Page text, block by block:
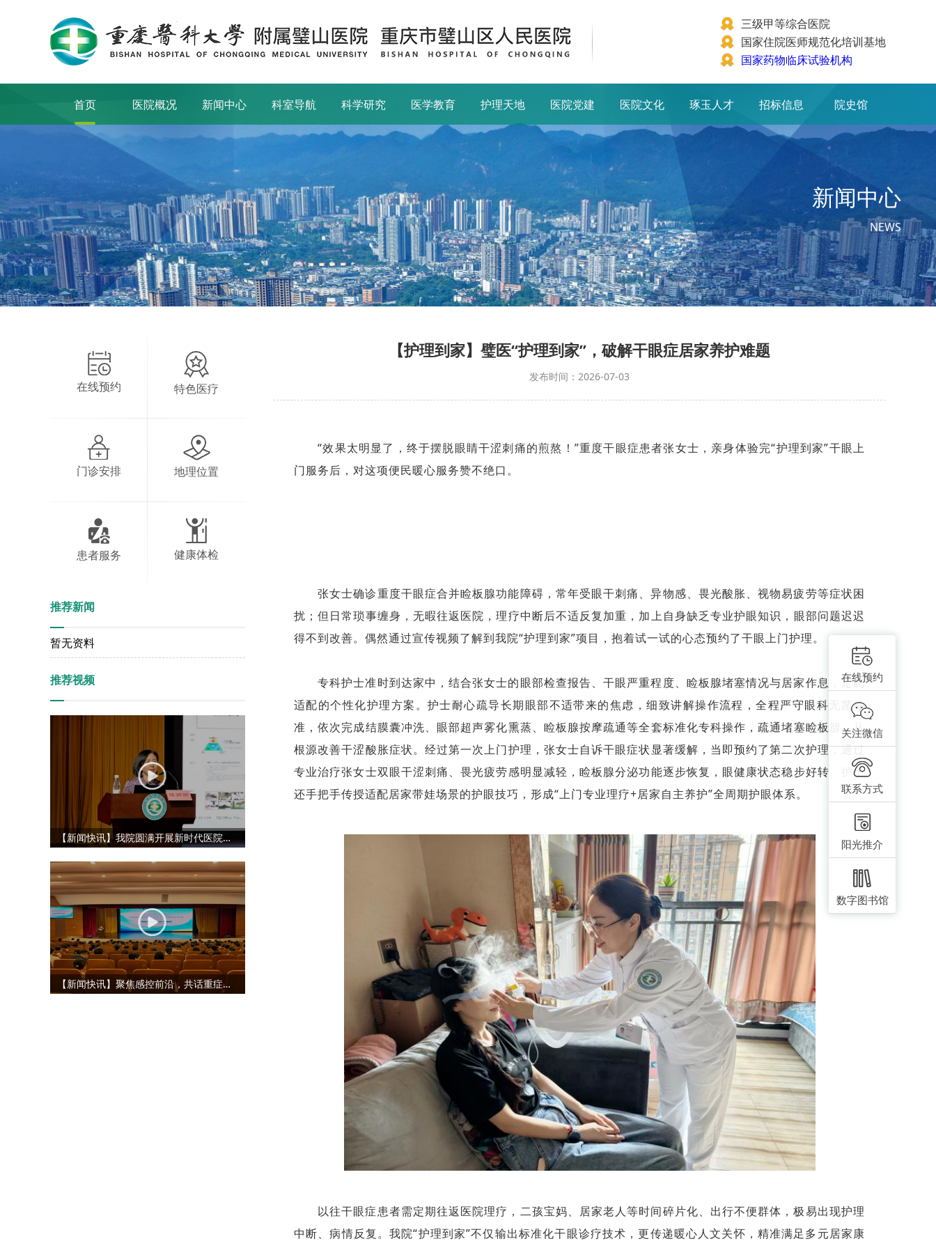
三级甲等综合医院
国家住院医师规范化培训基地
国家药物临床试验机构
首页 医院概况 新闻中心 科室导航 科学研究 医学教育 护理天地 医院党建 医院文化 琢玉人才 招标信息 院史馆
在线预约
关注微信
联系方式
阳光推介
数字图书馆
新闻中心
NEWS
在线预约 特色医疗
门诊安排 地理位置
患者服务 健康体检
推荐新闻
暂无资料
推荐视频
【新闻快讯】我院圆满开展新时代医院管理能力提升专项培训
【新闻快讯】聚焦感控前沿，共话重症精管
【护理到家】璧医“护理到家”，破解干眼症居家养护难题
发布时间：2026-07-03
“效果太明显了，终于摆脱眼睛干涩刺痛的煎熬！”重度干眼症患者张女士，亲身体验完“护理到家”干眼上
门服务后，对这项便民暖心服务赞不绝口。
张女士确诊重度干眼症合并睑板腺功能障碍，常年受眼干刺痛、异物感、畏光酸胀、视物易疲劳等症状困
扰；但日常琐事缠身，无暇往返医院，理疗中断后不适反复加重，加上自身缺乏专业护眼知识，眼部问题迟迟
得不到改善。偶然通过宣传视频了解到我院“护理到家”项目，抱着试一试的心态预约了干眼上门护理。
专科护士准时到达家中，结合张女士的眼部检查报告、干眼严重程度、睑板腺堵塞情况与居家作息，定制
适配的个性化护理方案。护士耐心疏导长期眼部不适带来的焦虑，细致讲解操作流程，全程严守眼科无菌标
准，依次完成结膜囊冲洗、眼部超声雾化熏蒸、睑板腺按摩疏通等全套标准化专科操作，疏通堵塞睑板腺，从
根源改善干涩酸胀症状。经过第一次上门护理，张女士自诉干眼症状显著缓解，当即预约了第二次护理，通过
专业治疗张女士双眼干涩刺痛、畏光疲劳感明显减轻，睑板腺分泌功能逐步恢复，眼健康状态稳步好转。护士
还手把手传授适配居家带娃场景的护眼技巧，形成“上门专业理疗+居家自主养护”全周期护眼体系。
以往干眼症患者需定期往返医院理疗，二孩宝妈、居家老人等时间碎片化、出行不便群体，极易出现护理
中断、病情反复。我院“护理到家”不仅输出标准化干眼诊疗技术，更传递暖心人文关怀，精准满足多元居家康